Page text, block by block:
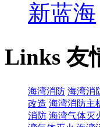
新蓝海
Links友
海湾消防 海湾消
改造 海湾消防主
消防 海湾气体灭